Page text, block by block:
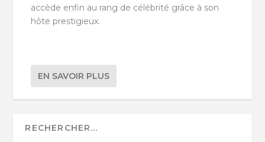
accède enfin au rang de célébrité grâce à son
hôte prestigieux.
EN SAVOIR PLUS